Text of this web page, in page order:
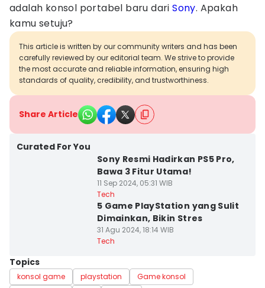
adalah konsol portabel baru dariSony. Apakah
kamu setuju?
This article is written by our community writers and has been
carefully reviewed by our editorial team. We strive to provide
the most accurate and reliable information, ensuring high
standards of quality, credibility, and trustworthiness.
Share Article
Curated For You
Sony Resmi Hadirkan PS5 Pro,
Bawa 3 Fitur Utama!
11 Sep 2024, 05:31 WIB
Tech
5 Game PlayStation yang Sulit
Dimainkan, Bikin Stres
31 Agu 2024, 18:14 WIB
Tech
Topics
konsol game playstation
Game konsol